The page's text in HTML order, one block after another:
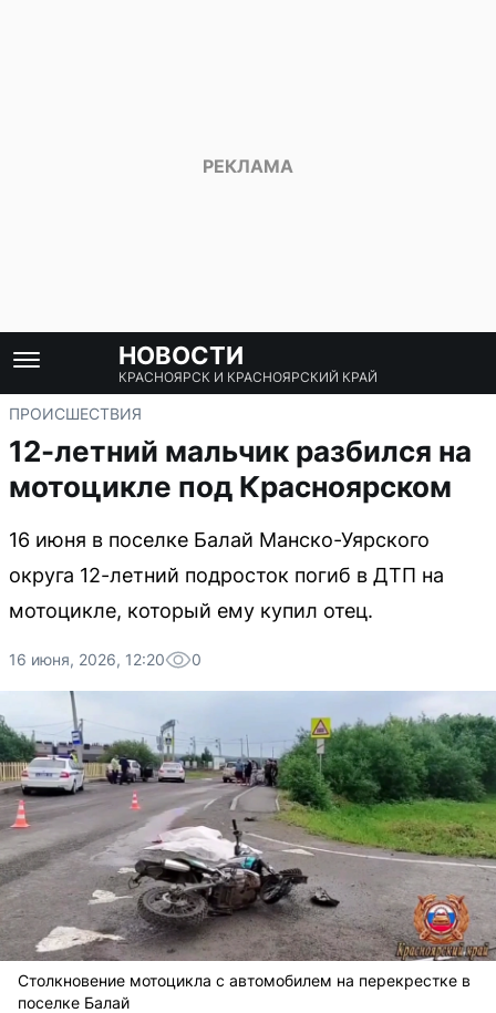
НОВОСТИ
КРАСНОЯРСК И КРАСНОЯРСКИЙ КРАЙ
ПРОИСШЕСТВИЯ
12-летний мальчик разбился на
мотоцикле под Красноярском
16 июня в поселке Балай Манско-Уярского
округа 12-летний подросток погиб в ДТП на
мотоцикле, который ему купил отец.
16 июня, 2026, 12:20 0
Столкновение мотоцикла с автомобилем на перекрестке в
поселке Балай